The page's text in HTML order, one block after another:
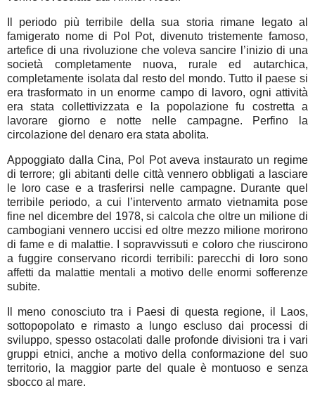
Il periodo più terribile della sua storia rimane legato al
famigerato nome di Pol Pot, divenuto tristemente famoso,
artefice di una rivoluzione che voleva sancire l’inizio di una
società completamente nuova, rurale ed autarchica,
completamente isolata dal resto del mondo. Tutto il paese si
era trasformato in un enorme campo di lavoro, ogni attività
era stata collettivizzata e la popolazione fu costretta a
lavorare giorno e notte nelle campagne. Perfino la
circolazione del denaro era stata abolita.
Appoggiato dalla Cina, Pol Pot aveva instaurato un regime
di terrore; gli abitanti delle città vennero obbligati a lasciare
le loro case e a trasferirsi nelle campagne. Durante quel
terribile periodo, a cui l’intervento armato vietnamita pose
fine nel dicembre del 1978, si calcola che oltre un milione di
cambogiani vennero uccisi ed oltre mezzo milione morirono
di fame e di malattie. I sopravvissuti e coloro che riuscirono
a fuggire conservano ricordi terribili: parecchi di loro sono
affetti da malattie mentali a motivo delle enormi sofferenze
subite.
Il meno conosciuto tra i Paesi di questa regione, il Laos,
sottopopolato e rimasto a lungo escluso dai processi di
sviluppo, spesso ostacolati dalle profonde divisioni tra i vari
gruppi etnici, anche a motivo della conformazione del suo
territorio, la maggior parte del quale è montuoso e senza
sbocco al mare.